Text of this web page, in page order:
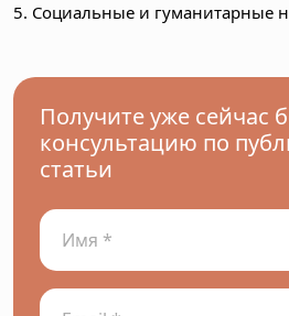
5. Социальные и гуманитарные
Получите уже сейчас
консультацию по
статьи